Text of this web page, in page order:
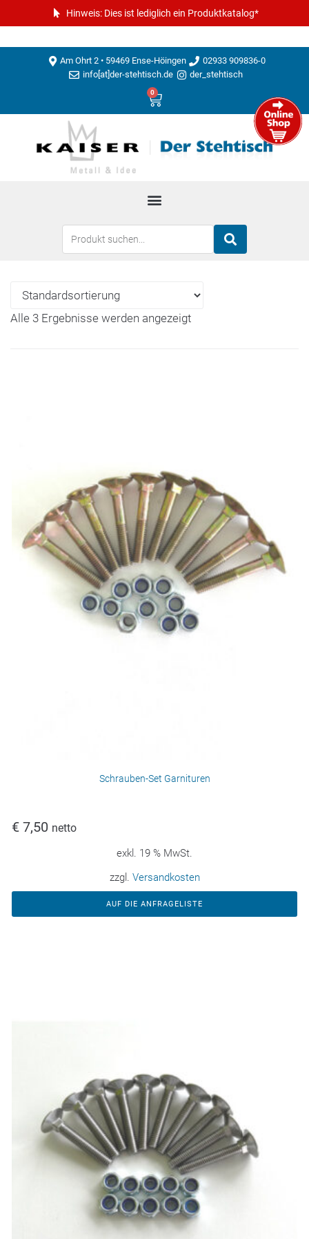
Hinweis: Dies ist lediglich ein Produktkatalog*
Am Ohrt 2 • 59469 Ense-Höingen
02933 909836-0
info[at]der-stehtisch.de
der_stehtisch
0
Alle 3 Ergebnisse werden angezeigt
Schrauben-Set Garnituren
€ 7,50 netto
exkl. 19 % MwSt.
zzgl. Versandkosten
AUF DIE ANFRAGELISTE